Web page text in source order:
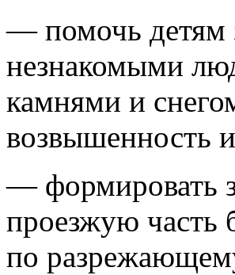
— помочь детям
незнакомыми
камнями и
возвышенность
— формировать
проезжую часть
по